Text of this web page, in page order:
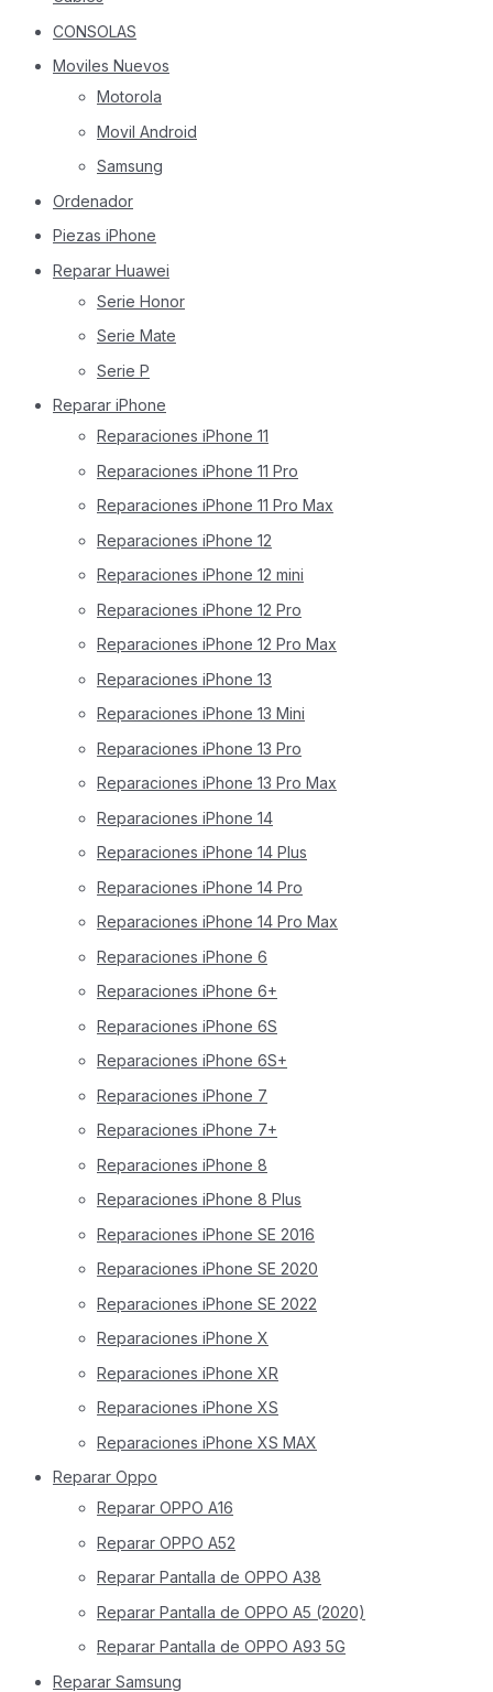
CONSOLAS
Moviles Nuevos
Motorola
Movil Android
Samsung
Ordenador
Piezas iPhone
Reparar Huawei
Serie Honor
Serie Mate
Serie P
Reparar iPhone
Reparaciones iPhone 11
Reparaciones iPhone 11 Pro
Reparaciones iPhone 11 Pro Max
Reparaciones iPhone 12
Reparaciones iPhone 12 mini
Reparaciones iPhone 12 Pro
Reparaciones iPhone 12 Pro Max
Reparaciones iPhone 13
Reparaciones iPhone 13 Mini
Reparaciones iPhone 13 Pro
Reparaciones iPhone 13 Pro Max
Reparaciones iPhone 14
Reparaciones iPhone 14 Plus
Reparaciones iPhone 14 Pro
Reparaciones iPhone 14 Pro Max
Reparaciones iPhone 6
Reparaciones iPhone 6+
Reparaciones iPhone 6S
Reparaciones iPhone 6S+
Reparaciones iPhone 7
Reparaciones iPhone 7+
Reparaciones iPhone 8
Reparaciones iPhone 8 Plus
Reparaciones iPhone SE 2016
Reparaciones iPhone SE 2020
Reparaciones iPhone SE 2022
Reparaciones iPhone X
Reparaciones iPhone XR
Reparaciones iPhone XS
Reparaciones iPhone XS MAX
Reparar Oppo
Reparar OPPO A16
Reparar OPPO A52
Reparar Pantalla de OPPO A38
Reparar Pantalla de OPPO A5 (2020)
Reparar Pantalla de OPPO A93 5G
Reparar Samsung